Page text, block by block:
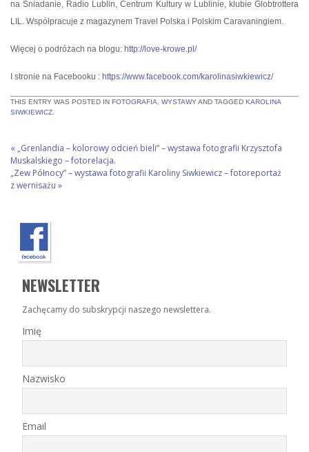
na Śniadanie, Radio Lublin, Centrum Kultury w Lublinie, klubie Globtrottera
LIL. Współpracuje z magazynem Travel Polska i Polskim Caravaningiem.
Więcej o podróżach na blogu: http://love-krowe.pl/
I stronie na Facebooku : https://www.facebook.com/karolinasiwkiewicz/
THIS ENTRY WAS POSTED IN FOTOGRAFIA, WYSTAWYAND TAGGED KAROLINA
SIWKIEWICZ.
« „Grenlandia – kolorowy odcień bieli” – wystawa fotografii Krzysztofa
Muskalskiego – fotorelacja.
„Zew Północy” – wystawa fotografii Karoliny Siwkiewicz – fotoreportaż
z wernisażu »
NEWSLETTER
Zachęcamy do subskrypcji naszego newslettera.
Imię
Nazwisko
Email